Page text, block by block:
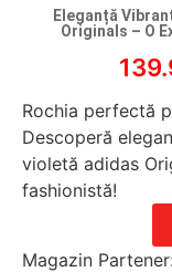
Eleganță
Originals – O
Rochia perfectă
Descoperă
violetă adidas
fashionistă!
Magazin